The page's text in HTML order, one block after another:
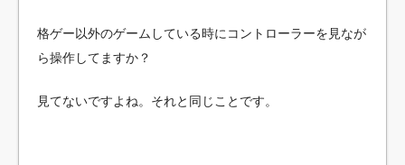
格ゲー以外のゲームしている時にコントローラーを見なが
ら操作してますか？
見てないですよね。それと同じことです。